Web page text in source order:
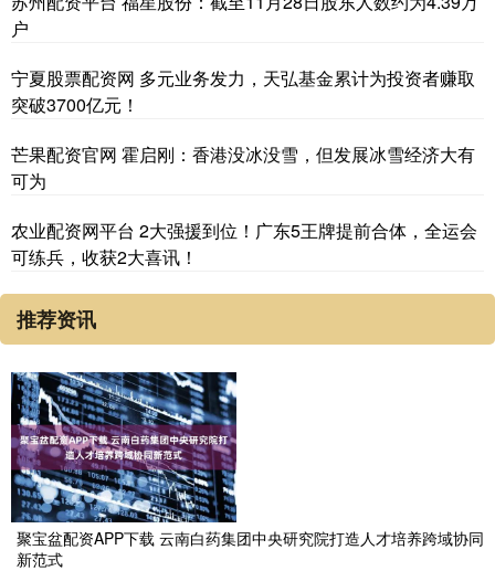
户
宁夏股票配资网 多元业务发力，天弘基金累计为投资者赚取
突破3700亿元！
芒果配资官网 霍启刚：香港没冰没雪，但发展冰雪经济大有
可为
农业配资网平台 2大强援到位！广东5王牌提前合体，全运会
可练兵，收获2大喜讯！
推荐资讯
聚宝盆配资APP下载 云南白药集团中央研究院打造人才培养跨域协同
新范式